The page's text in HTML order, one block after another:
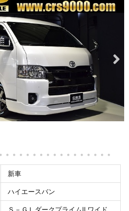
新車
ハイエースバン
Ｓ－ＧＬダークプライムⅡ ワイド